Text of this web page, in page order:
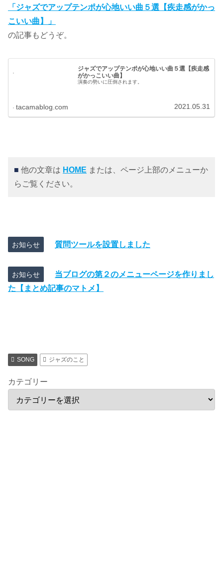
「ジャズでアップテンポが心地いい曲５選【疾走感がかっ
こいい曲】」
の記事もどうぞ。
ジャズでアップテンポが心地いい曲５選【疾走感
がかっこいい曲】
演奏の勢いに圧倒されます。
tacamablog.com 2021.05.31
■ 他の文章は HOME または、ページ上部のメニューか
らご覧ください。
お知らせ 質問ツールを設置しました
お知らせ
当ブログの第２のメニューページを作りまし
た【まとめ記事のマトメ】
SONG ジャズのこと
カテゴリー